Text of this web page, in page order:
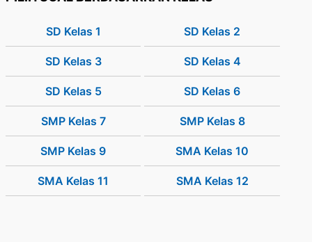
SD Kelas 1 SD Kelas 2
SD Kelas 3 SD Kelas 4
SD Kelas 5 SD Kelas 6
SMP Kelas 7 SMP Kelas 8
SMP Kelas 9 SMA Kelas 10
SMA Kelas 11 SMA Kelas 12